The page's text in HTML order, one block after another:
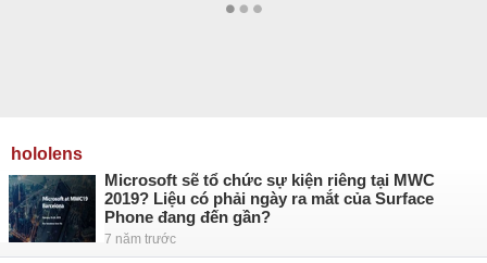
hololens
Microsoft sẽ tổ chức sự kiện riêng tại MWC
2019? Liệu có phải ngày ra mắt của Surface
Phone đang đến gần?
7 năm trước